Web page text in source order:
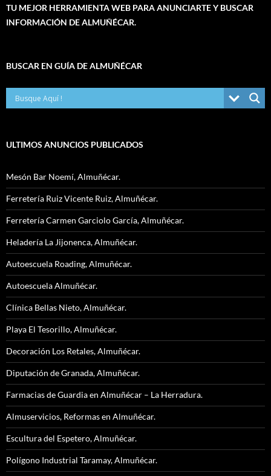
TU MEJOR HERRAMIENTA WEB PARA ANUNCIARTE Y BUSCAR
INFORMACIÓN DE ALMUÑÉCAR.
BUSCAR EN GUÍA DE ALMUÑÉCAR
ULTIMOS ANUNCIOS PUBLICADOS
Mesón Bar Noemí, Almuñécar.
Ferretería Ruiz Vicente Ruiz, Almuñécar.
Ferretería Carmen Garciolo García, Almuñécar.
Heladería La Jijonenca, Almuñécar.
Autoescuela Roading, Almuñécar.
Autoescuela Almuñécar.
Clínica Bellas Nieto, Almuñécar.
Playa El Tesorillo, Almuñécar.
Decoración Los Retales, Almuñécar.
Diputación de Granada, Almuñécar.
Farmacias de Guardia en Almuñécar – La Herradura.
Almuservicios, Reformas en Almuñécar.
Escultura del Espetero, Almuñécar.
Polígono Industrial Taramay, Almuñécar.